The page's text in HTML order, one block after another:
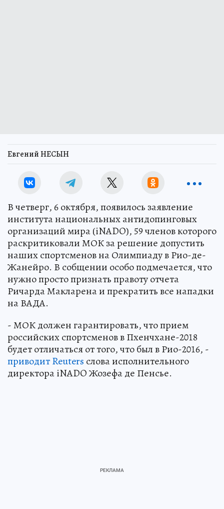
Евгений НЕСЫН
В четверг, 6 октября, появилось заявление
института национальных антидопинговых
организаций мира (iNADO), 59 членов которого
раскритиковали МОК за решение допустить
наших спортсменов на Олимпиаду в Рио-де-
Жанейро. В собщении особо подмечается, что
нужно просто признать правоту отчета
Ричарда Макларена и прекратить все нападки
на ВАДА.
- МОК должен гарантировать, что прием
российских спортсменов в Пхенчхане-2018
будет отличаться от того, что был в Рио-2016, -
приводит Reuters слова исполнительного
директора iNADO Жозефа де Пенсье.